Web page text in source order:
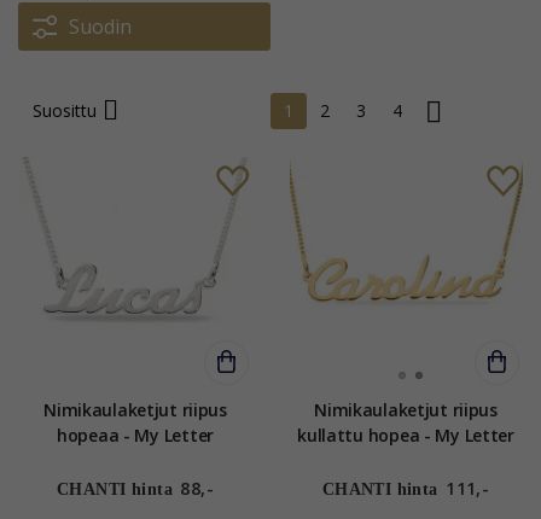
Suodin
Suosittu 1 2 3 4
Nimikaulaketjut riipus
hopeaa - My Letter
CHANTI hinta 88,-
Nimikaulaketjut riipus
kullattu hopea - My Letter
CHANTI hinta 111,-